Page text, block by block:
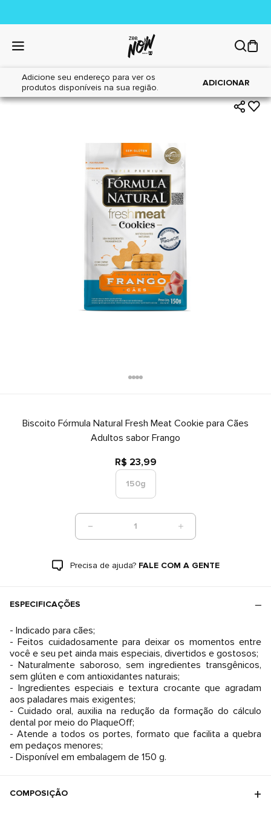
Adicione seu endereço para ver os
produtos disponíveis na sua região.
ADICIONAR
Home|Cães|Petiscos
Biscoito Fórmula Natural Fresh Meat Cookie para Cães
Adultos sabor Frango
R$ 23,99
150g
1
Precisa de ajuda? FALE COM A GENTE
ESPECIFICAÇÕES
- Indicado para cães;
- Feitos cuidadosamente para deixar os momentos entre
você e seu pet ainda mais especiais, divertidos e gostosos;
- Naturalmente saboroso, sem ingredientes transgênicos,
sem glúten e com antioxidantes naturais;
- Ingredientes especiais e textura crocante que agradam
aos paladares mais exigentes;
- Cuidado oral, auxilia na redução da formação do cálculo
dental por meio do PlaqueOff;
- Atende a todos os portes, formato que facilita a quebra
em pedaços menores;
- Disponível em embalagem de 150 g.
COMPOSIÇÃO